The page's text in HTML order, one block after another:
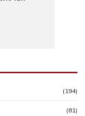
(194)
(81)